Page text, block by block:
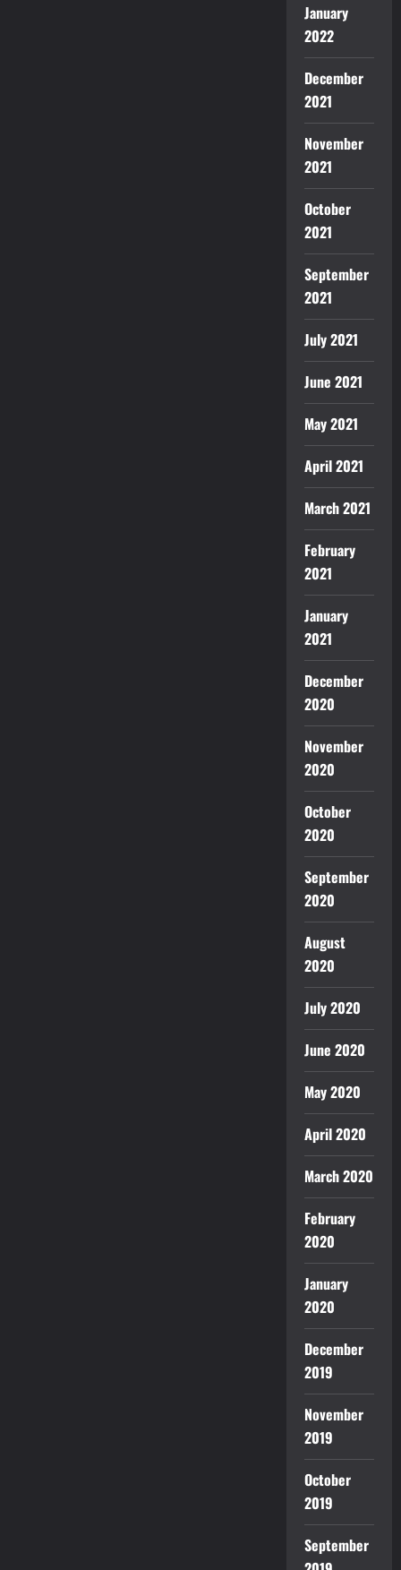
January
2022
December
2021
November
2021
October
2021
September
2021
July 2021
June 2021
May 2021
April 2021
March 2021
February
2021
January
2021
December
2020
November
2020
October
2020
September
2020
August
2020
July 2020
June 2020
May 2020
April 2020
March 2020
February
2020
January
2020
December
2019
November
2019
October
2019
September